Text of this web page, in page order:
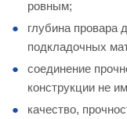
ровным;
глубина провара
подкладочных
соединение
конструкции не
качество,